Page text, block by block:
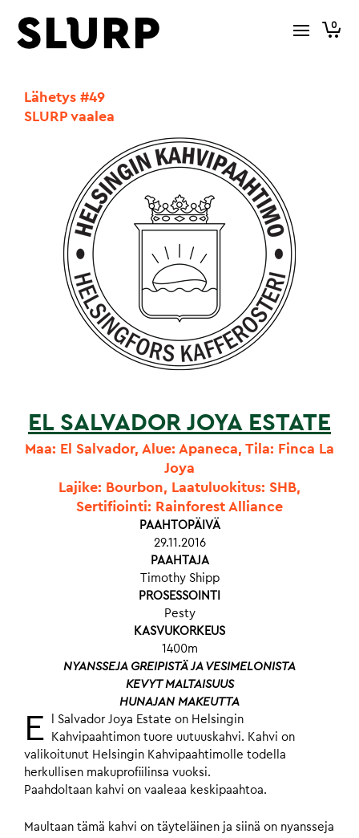
0
Lähetys #49
SLURP vaalea
EL SALVADOR JOYA ESTATE
Maa: El Salvador, Alue: Apaneca, Tila: Finca La
Joya
Lajike: Bourbon, Laatuluokitus: SHB,
Sertifiointi: Rainforest Alliance
PAAHTOPÄIVÄ
29.11.2016
PAAHTAJA
Timothy Shipp
PROSESSOINTI
Pesty
KASVUKORKEUS
1400m
NYANSSEJA GREIPISTÄ JA VESIMELONISTA
KEVYT MALTAISUUS
HUNAJAN MAKEUTTA
E
l Salvador Joya Estate on Helsingin
Kahvipaahtimon tuore uutuuskahvi. Kahvi on
valikoitunut Helsingin Kahvipaahtimolle todella
herkullisen makuprofiilinsa vuoksi.
Paahdoltaan kahvi on vaaleaa keskipaahtoa.
Maultaan tämä kahvi on täyteläinen ja siinä on nyansseja